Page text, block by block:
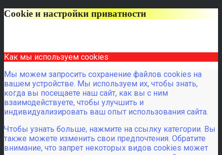
Cookie и настройки приватности
Как мы используем cookies
Мы можем запросить сохранение файлов cookies на
вашем устройстве. Мы используем их, чтобы знать,
когда вы посещаете наш сайт, как вы с ним
взаимодействуете, чтобы улучшить и
индивидуализировать ваш опыт использования сайта.
Чтобы узнать больше, нажмите на ссылку категории. Вы
также можете изменить свои предпочтения. Обратите
внимание, что запрет некоторых видов cookies может